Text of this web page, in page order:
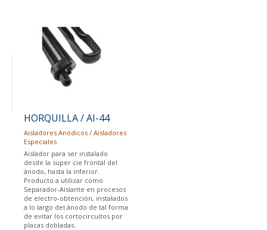
HORQUILLA / AI-44
Aisladores Anódicos / Aisladores
Especiales
Aislador para ser instalado
desde la super cie frontal del
ánodo, hasta la inferior.
Producto a utilizar como
Separador-Aislante en procesos
de electro-obtención, instalados
a lo largo del ánodo de tal forma
de evitar los cortocircuitos por
placas dobladas.